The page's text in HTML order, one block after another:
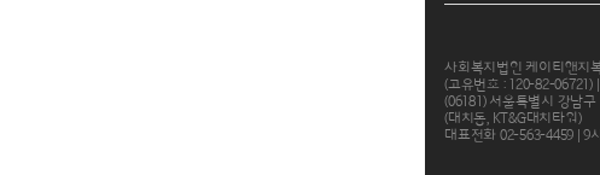
사회복지법인 케이티앤지
(고유번호 : 120-82-06721)
(06181) 서울특별시 강남구
(대치동, KT&G대치타워)
대표전화 02-563-4459 | 9